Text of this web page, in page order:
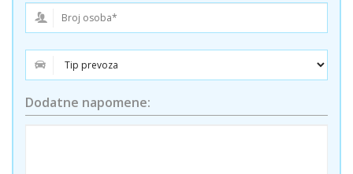
Dodatne napomene: